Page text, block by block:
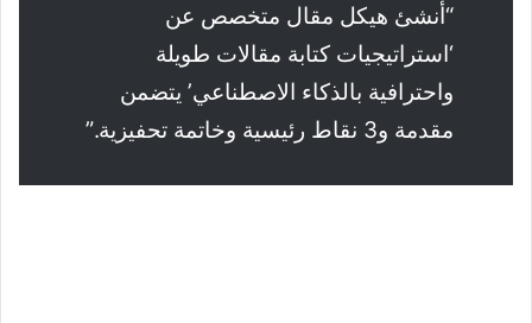
“أنشئ هيكل مقال متخصص عن
‘استراتيجيات كتابة مقالات طويلة
واحترافية بالذكاء الاصطناعي’ يتضمن
مقدمة و3 نقاط رئيسية وخاتمة تحفيزية.”